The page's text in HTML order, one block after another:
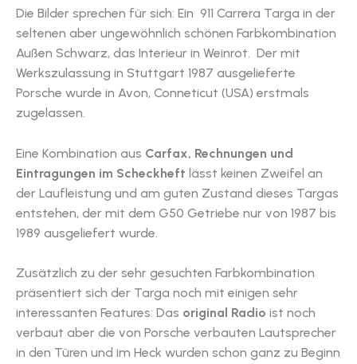
Die Bilder sprechen für sich: Ein 911 Carrera Targa in der
seltenen aber ungewöhnlich schönen Farbkombination
Außen Schwarz, das Interieur in Weinrot. Der mit
Werkszulassung in Stuttgart 1987 ausgelieferte
Porsche wurde in Avon, Conneticut (USA) erstmals
zugelassen.
Eine Kombination aus Carfax, Rechnungen und
Eintragungen im Scheckheft lässt keinen Zweifel an
der Laufleistung und am guten Zustand dieses Targas
entstehen, der mit dem G50 Getriebe nur von 1987 bis
1989 ausgeliefert wurde.
Zusätzlich zu der sehr gesuchten Farbkombination
präsentiert sich der Targa noch mit einigen sehr
interessanten Features: Das original Radio ist noch
verbaut aber die von Porsche verbauten Lautsprecher
in den Türen und im Heck wurden schon ganz zu Beginn